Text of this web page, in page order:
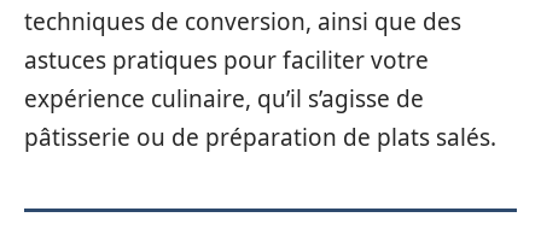
techniques de conversion, ainsi que des
astuces pratiques pour faciliter votre
expérience culinaire, qu’il s’agisse de
pâtisserie ou de préparation de plats salés.